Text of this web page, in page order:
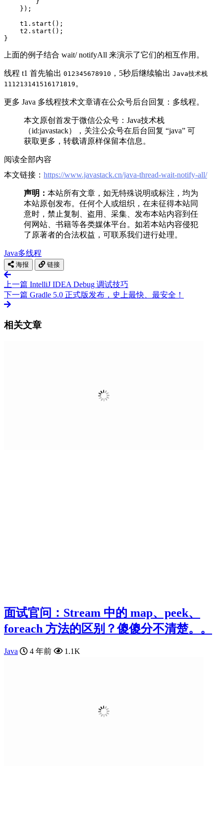
});
t1 . start ();
t2 . start ();
}
上面的例子结合 wait/ notifyAll 来演示了它们的相互作用。
线程 t1 首先输出 012345678910 ，5秒后继续输出 Java技术栈
111213141516171819 。
更多 Java 多线程技术文章请在公众号后台回复：多线程。
本文原创首发于微信公众号：Java技术栈
（id:javastack），关注公众号在后台回复 “java” 可
获取更多，转载请原样保留本信息。
阅读全部内容
本文链接： https://www.javastack.cn/java-thread-wait-notify-all/
声明： 本站所有文章，如无特殊说明或标注，均为
本站原创发布。任何个人或组织，在未征得本站同
意时，禁止复制、盗用、采集、发布本站内容到任
何网站、书籍等各类媒体平台。如若本站内容侵犯
了原著者的合法权益，可联系我们进行处理。
Java多线程
海报 链接
上一篇 IntelliJ IDEA Debug 调试技巧
下一篇 Gradle 5.0 正式版发布，史上最快、最安全！
相关文章
面试官问：Stream 中的 map、peek、
foreach 方法的区别？傻傻分不清楚。。
Java 4 年前 1.1K